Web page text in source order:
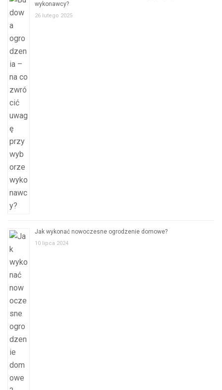
wykonawcy?
26 lutego 2025
Jak wykonać nowoczesne ogrodzenie domowe?
10 lipca 2024